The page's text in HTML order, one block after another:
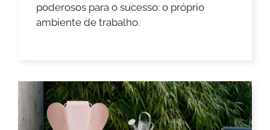
poderosos para o sucesso: o próprio
ambiente de trabalho.